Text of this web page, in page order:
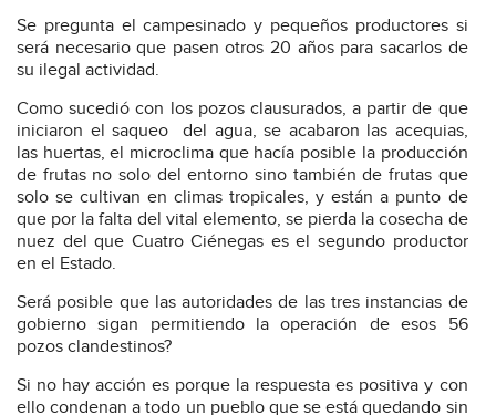
Se pregunta el campesinado y pequeños productores si
será necesario que pasen otros 20 años para sacarlos de
su ilegal actividad.
Como sucedió con los pozos clausurados, a partir de que
iniciaron el saqueo del agua, se acabaron las acequias,
las huertas, el microclima que hacía posible la producción
de frutas no solo del entorno sino también de frutas que
solo se cultivan en climas tropicales, y están a punto de
que por la falta del vital elemento, se pierda la cosecha de
nuez del que Cuatro Ciénegas es el segundo productor
en el Estado.
Será posible que las autoridades de las tres instancias de
gobierno sigan permitiendo la operación de esos 56
pozos clandestinos?
Si no hay acción es porque la respuesta es positiva y con
ello condenan a todo un pueblo que se está quedando sin